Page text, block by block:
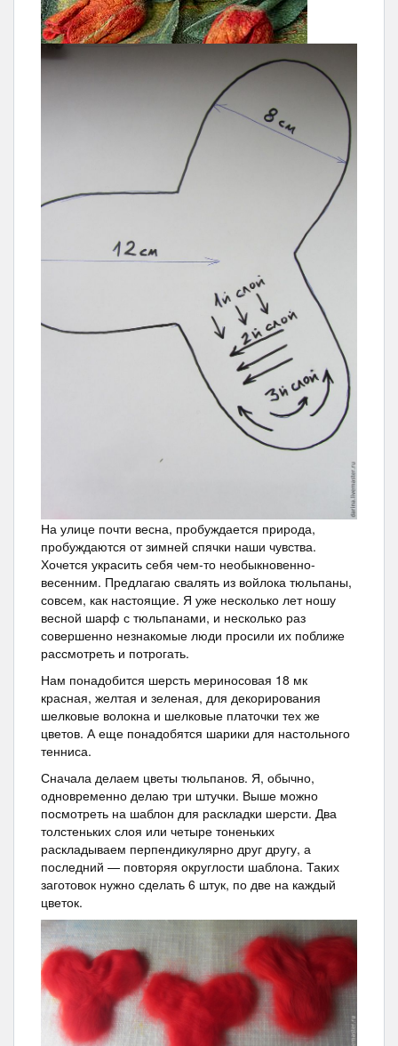
На улице почти весна, пробуждается природа,
пробуждаются от зимней спячки наши чувства.
Хочется украсить себя чем-то необыкновенно-
весенним. Предлагаю свалять из войлока тюльпаны,
совсем, как настоящие. Я уже несколько лет ношу
весной шарф с тюльпанами, и несколько раз
совершенно незнакомые люди просили их поближе
рассмотреть и потрогать.
Нам понадобится шерсть мериносовая 18 мк
красная, желтая и зеленая, для декорирования
шелковые волокна и шелковые платочки тех же
цветов. А еще понадобятся шарики для настольного
тенниса.
Сначала делаем цветы тюльпанов. Я, обычно,
одновременно делаю три штучки. Выше можно
посмотреть на шаблон для раскладки шерсти. Два
толстеньких слоя или четыре тоненьких
раскладываем перпендикулярно друг другу, а
последний — повторяя округлости шаблона. Таких
заготовок нужно сделать 6 штук, по две на каждый
цветок.